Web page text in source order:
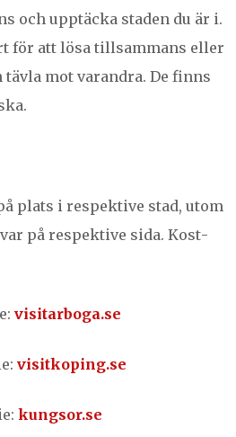
och upp­täc­ka staden du är i.
för att lösa till­sam­mans eller
mot varan­dra. De finns
plats i respek­tive stad, utom
på respek­tive sida. Kost­
vis​i​tar​bo​ga​.se
vis​itkop​ing​.se
kung​sor​.se